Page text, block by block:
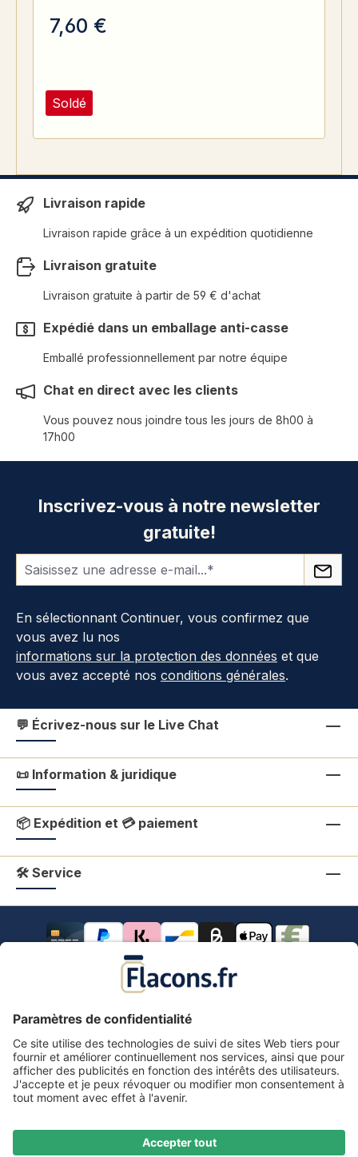
Soldé
7,60 €
Livraison rapide
Livraison rapide grâce à un expédition quotidienne
Livraison gratuite
Livraison gratuite à partir de 59 € d'achat
Expédié dans un emballage anti-casse
Emballé professionnellement par notre équipe
Chat en direct avec les clients
Vous pouvez nous joindre tous les jours de 8h00 à
17h00
Inscrivez-vous à notre newsletter
gratuite!
En sélectionnant Continuer, vous confirmez que
vous avez lu nos
informations sur la protection des données et que
vous avez accepté nos conditions générales.
💬 Écrivez-nous sur le Live Chat
📜 Information & juridique
📦 Expédition et 💳 paiement
🛠 Service
Tous les prix s'entendent TVA comprise.
Tous les prix incluent la TVA, plus les frais d'expédition
et les éventuels frais de livraison, sauf indication
contraire.
Mentions légales